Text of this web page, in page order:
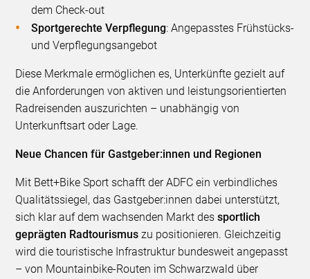
dem Check-out
Sportgerechte Verpflegung: Angepasstes Frühstücks-
und Verpflegungsangebot
Diese Merkmale ermöglichen es, Unterkünfte gezielt auf
die Anforderungen von aktiven und leistungsorientierten
Radreisenden auszurichten – unabhängig von
Unterkunftsart oder Lage.
Neue Chancen für Gastgeber:innen und Regionen
Mit Bett+Bike Sport schafft der ADFC ein verbindliches
Qualitätssiegel, das Gastgeber:innen dabei unterstützt,
sich klar auf dem wachsenden Markt dessportlich
geprägten Radtourismus zu positionieren. Gleichzeitig
wird die touristische Infrastruktur bundesweit angepasst
– von Mountainbike-Routen im Schwarzwald über